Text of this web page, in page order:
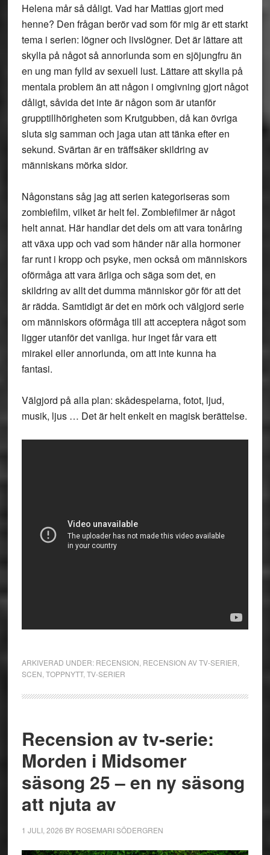
Helena mår så dåligt. Vad har Mattias gjort med
henne? Den frågan berör vad som för mig är ett starkt
tema i serien: lögner och livslögner. Det är lättare att
skylla på något så annorlunda som en sjöjungfru än
en ung man fylld av sexuell lust. Lättare att skylla på
mentala problem än att någon i omgivning gjort något
dåligt, såvida det inte är någon som är utanför
grupptillhörigheten som Krutgubben, då kan övriga
sluta sig samman och jaga utan att tänka efter en
sekund. Svärtan är en träffsäker skildring av
människans mörka sidor.
Någonstans såg jag att serien kategoriseras som
zombiefilm, vilket är helt fel. Zombiefilmer är något
helt annat. Här handlar det dels om att vara tonåring
att växa upp och vad som händer när alla hormoner
far runt i kropp och psyke, men också om människors
oförmåga att vara ärliga och säga som det, en
skildring av allt det dumma människor gör för att det
är rädda. Samtidigt är det en mörk och välgjord serie
om människors oförmåga till att acceptera något som
ligger utanför det vanliga. hur inget får vara ett
mirakel eller annorlunda, om att inte kunna ha
fantasi.
Välgjord på alla plan: skådespelarna, fotot, ljud,
musik, ljus … Det är helt enkelt en magisk berättelse.
ARKIVERAD UNDER: RECENSION RECENSION AV TV-SERIER
SCEN TOPPNYTT, TV-SERIER
Recension av tv-serie:
Morden i Midsomer
säsong 25 – en ny säsong
att njuta av
1 JULI, 2026 BY ROSEMARI SÖDERGREN